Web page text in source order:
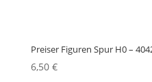
Preiser Figuren Spur H0 –
6,50 €